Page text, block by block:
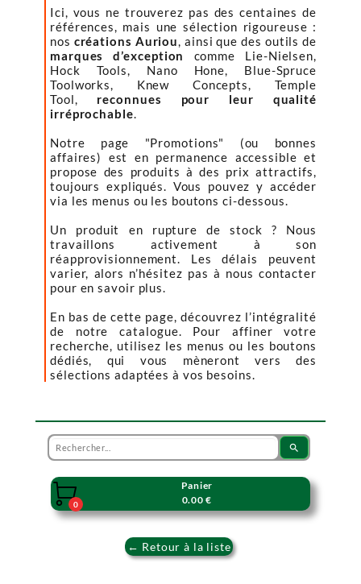
Ici, vous ne trouverez pas des centaines de
références, mais une sélection rigoureuse :
nos créations Auriou, ainsi que des outils de
marques d’exception
comme Lie-Nielsen,
Hock Tools, Nano Hone, Blue-Spruce
Toolworks, Knew Concepts, Temple
Tool, reconnues pour leur qualité
irréprochable.
Notre page "Promotions" (ou bonnes
affaires) est en permanence accessible et
propose des produits à des prix attractifs,
toujours expliqués. Vous pouvez y accéder
via les menus ou les boutons ci-dessous.
Un produit en rupture de stock ? Nous
travaillons activement à son
réapprovisionnement. Les délais peuvent
varier, alors n’hésitez pas à nous contacter
pour en savoir plus.
En bas de cette page, découvrez l’intégralité
de notre catalogue. Pour affiner votre
recherche, utilisez les menus ou les boutons
dédiés, qui vous mèneront vers des
sélections adaptées à vos besoins.
search

0
Panier
0.00 €
← Retour à la liste